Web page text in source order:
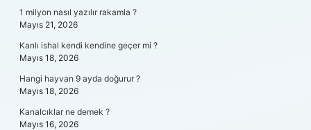
1 milyon nasıl yazılır rakamla ?
Mayıs 21, 2026
Kanlı ishal kendi kendine geçer mi ?
Mayıs 18, 2026
Hangi hayvan 9 ayda doğurur ?
Mayıs 18, 2026
Kanalcıklar ne demek ?
Mayıs 16, 2026